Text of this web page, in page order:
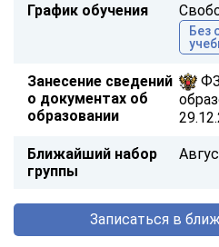
График обучения
Без
Занесение сведений
о документах об
образовании
ФЗ
Ближайший набор
группы
Записаться в